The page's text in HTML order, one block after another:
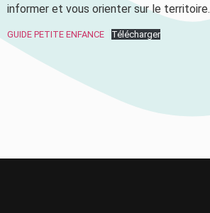
informer et vous orienter sur le territoire.
GUIDE PETITE ENFANCE Télécharger